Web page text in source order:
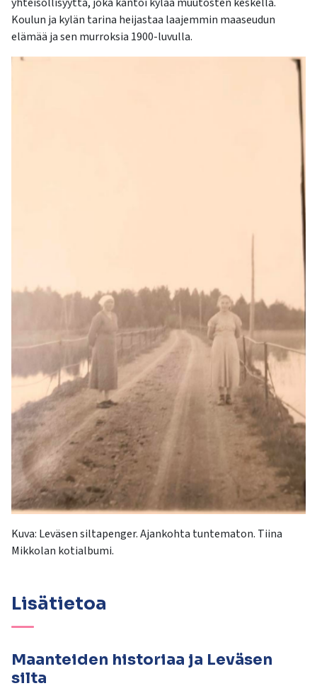
Koulun ja kylän tarina heijastaa laajemmin maaseudun
elämää ja sen murroksia 1900-luvulla.
Kuva: Leväsen siltapenger. Ajankohta tuntematon. Tiina
Mikkolan kotialbumi.
Lisätietoa
Maanteiden historiaa ja Leväsen
silta